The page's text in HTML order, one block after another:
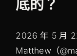
底的？
2026 年 5 月
Matthew（